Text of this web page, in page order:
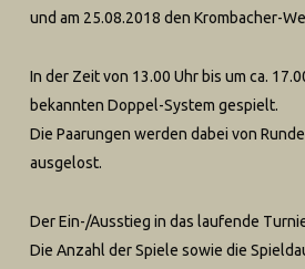
und am 25.08.2018 den Krombacher-
In der Zeit von 13.00 Uhr bis um ca.
bekannten Doppel-System gespielt.
Die Paarungen werden dabei von
ausgelost.
Der Ein-/Ausstieg in das laufende
Die Anzahl der Spiele sowie die